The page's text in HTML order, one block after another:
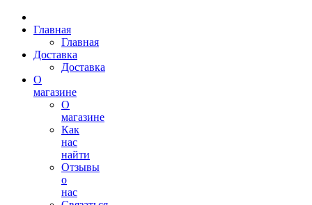
Главная
Главная
Доставка
Доставка
О
магазине
О
магазине
Как
нас
найти
Отзывы
о
нас